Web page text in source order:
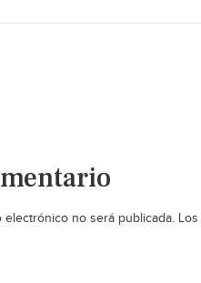
no será publicada.